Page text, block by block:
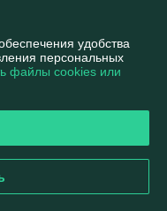
Тимур Александрович
удобства
персональных
файлы cookies или